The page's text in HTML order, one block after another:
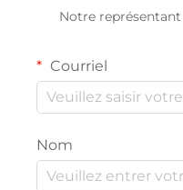
Notre
Courriel
Nom